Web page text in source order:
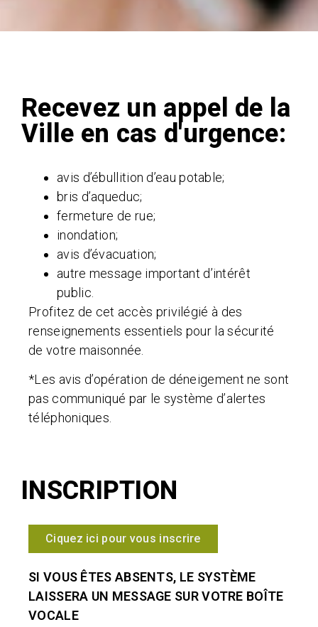
Recevez un appel de la
Ville en cas d'urgence:
avis d’ébullition d’eau potable;
bris d’aqueduc;
fermeture de rue;
inondation;
avis d’évacuation;
autre message important d’intérêt
public.
Profitez de cet accès privilégié à des
renseignements essentiels pour la sécurité
de votre maisonnée.
*Les avis d’opération de déneigement ne sont
pas communiqué par le système d’alertes
téléphoniques.
INSCRIPTION
Ciquez ici pour vous inscrire
SI VOUS ÊTES ABSENTS, LE SYSTÈME
LAISSERA UN MESSAGE SUR VOTRE BOÎTE
VOCALE